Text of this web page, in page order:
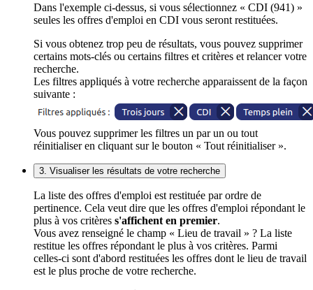
Dans l'exemple ci-dessus, si vous sélectionnez « CDI (941) »
seules les offres d'emploi en CDI vous seront restituées.
Si vous obtenez trop peu de résultats, vous pouvez supprimer
certains mots-clés ou certains filtres et critères et relancer votre
recherche.
Les filtres appliqués à votre recherche apparaissent de la façon
suivante :
Vous pouvez supprimer les filtres un par un ou tout
réinitialiser en cliquant sur le bouton « Tout réinitialiser ».
3. Visualiser les résultats de votre recherche
La liste des offres d'emploi est restituée par ordre de
pertinence. Cela veut dire que les offres d'emploi répondant le
plus à vos critères s'affichent en premier.
Vous avez renseigné le champ « Lieu de travail » ? La liste
restitue les offres répondant le plus à vos critères. Parmi
celles-ci sont d'abord restituées les offres dont le lieu de travail
est le plus proche de votre recherche.